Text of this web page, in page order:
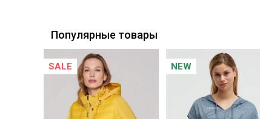
Самовывоз из пункта выдачи СДЭК
Популярные товары
SALE NEW